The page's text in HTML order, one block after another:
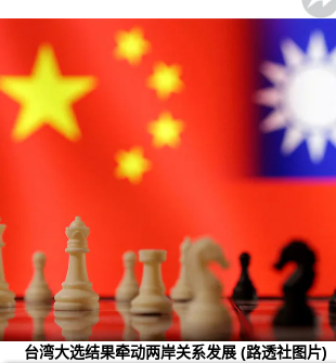
台湾大选结果牵动两岸关系发展(路透社图片)